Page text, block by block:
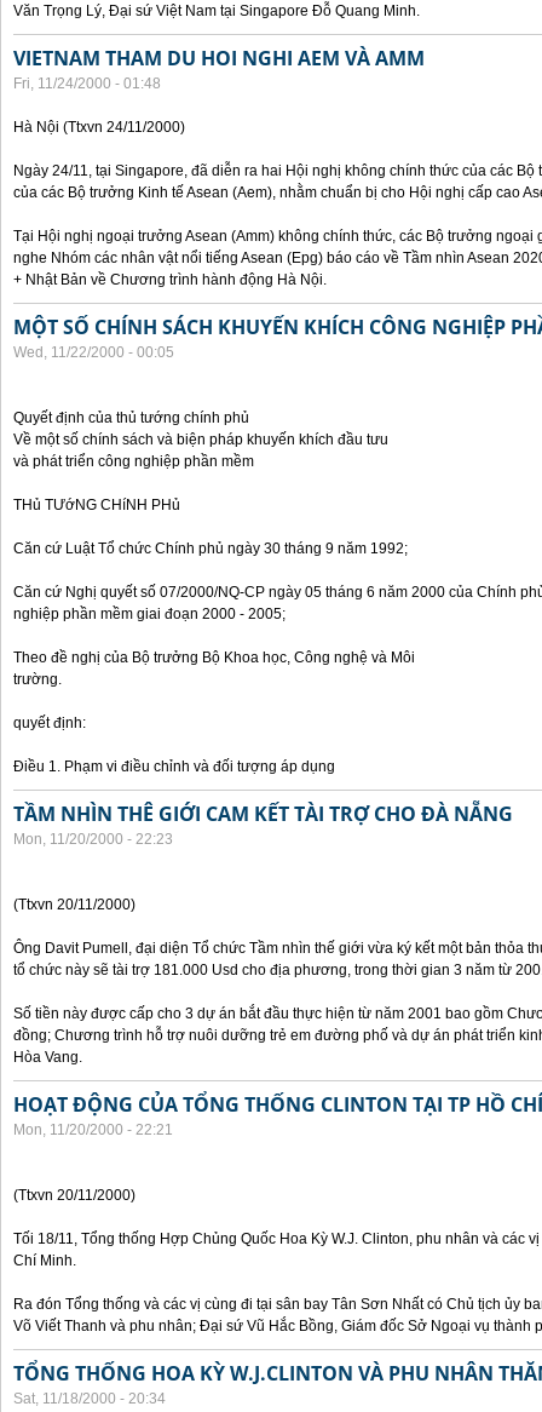
Văn Trọng Lý, Đại sứ Việt Nam tại Singapore Đỗ Quang Minh.
VIETNAM THAM DU HOI NGHI AEM VÀ AMM
Fri, 11/24/2000 - 01:48
Hà Nội (Ttxvn 24/11/2000)
Ngày 24/11, tại Singapore, đã diễn ra hai Hội nghị không chính thức của các
của các Bộ trưởng Kinh tế Asean (Aem), nhằm chuẩn bị cho Hội nghị cấp cao
Tại Hội nghị ngoại trưởng Asean (Amm) không chính thức, các Bộ trưởng ngoại
nghe Nhóm các nhân vật nổi tiếng Asean (Epg) báo cáo về Tầm nhìn Asean
+ Nhật Bản về Chương trình hành động Hà Nội.
MỘT SỐ CHÍNH SÁCH KHUYẾN KHÍCH CÔNG NGHIỆP
Wed, 11/22/2000 - 00:05
Quyết định của thủ tướng chính phủ
Về một số chính sách và biện pháp khuyến khích đầu tưu
và phát triển công nghiệp phần mềm
THủ TƯớNG CHíNH PHủ
Căn cứ Luật Tổ chức Chính phủ ngày 30 tháng 9 năm 1992;
Căn cứ Nghị quyết số 07/2000/NQ-CP ngày 05 tháng 6 năm 2000 của Chính
nghiệp phần mềm giai đoạn 2000 - 2005;
Theo đề nghị của Bộ trưởng Bộ Khoa học, Công nghệ và Môi
trường.
quyết định:
Điều 1. Phạm vi điều chỉnh và đối tượng áp dụng
TẦM NHÌN THÊ GIỚI CAM KẾT TÀI TRỢ CHO ĐÀ NẴNG
Mon, 11/20/2000 - 22:23
(Ttxvn 20/11/2000)
Ông Davit Pumell, đại diện Tổ chức Tầm nhìn thế giới vừa ký kết một bản thỏa
tổ chức này sẽ tài trợ 181.000 Usd cho địa phương, trong thời gian 3 năm từ
Số tiền này được cấp cho 3 dự án bắt đầu thực hiện từ năm 2001 bao gồm
đồng; Chương trình hỗ trợ nuôi dưỡng trẻ em đường phố và dự án phát triển
Hòa Vang.
HOẠT ĐỘNG CỦA TỔNG THỐNG CLINTON TẠI TP HỒ
Mon, 11/20/2000 - 22:21
(Ttxvn 20/11/2000)
Tối 18/11, Tổng thống Hợp Chủng Quốc Hoa Kỳ W.J. Clinton, phu nhân và các
Chí Minh.
Ra đón Tổng thống và các vị cùng đi tại sân bay Tân Sơn Nhất có Chủ tịch ủy
Võ Viết Thanh và phu nhân; Đại sứ Vũ Hắc Bồng, Giám đốc Sở Ngoại vụ thành
TỔNG THỐNG HOA KỲ W.J.CLINTON VÀ PHU NHÂN
Sat, 11/18/2000 - 20:34